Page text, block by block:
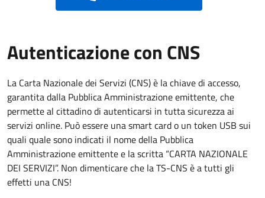
Autenticazione con CNS
La Carta Nazionale dei Servizi (CNS) è la chiave di accesso,
garantita dalla Pubblica Amministrazione emittente, che
permette al cittadino di autenticarsi in tutta sicurezza ai
servizi online. Può essere una smart card o un token USB sui
quali quale sono indicati il nome della Pubblica
Amministrazione emittente e la scritta “CARTA NAZIONALE
DEI SERVIZI”. Non dimenticare che la TS-CNS è a tutti gli
effetti una CNS!